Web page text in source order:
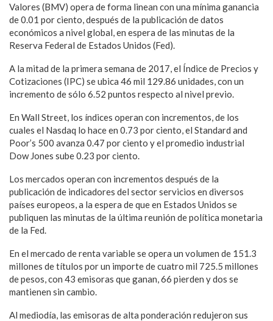
Valores (BMV) opera de forma linean con una mínima ganancia
de 0.01 por ciento, después de la publicación de datos
económicos a nivel global, en espera de las minutas de la
Reserva Federal de Estados Unidos (Fed).
A la mitad de la primera semana de 2017, el Índice de Precios y
Cotizaciones (IPC) se ubica 46 mil 129.86 unidades, con un
incremento de sólo 6.52 puntos respecto al nivel previo.
En Wall Street, los índices operan con incrementos, de los
cuales el Nasdaq lo hace en 0.73 por ciento, el Standard and
Poor’s 500 avanza 0.47 por ciento y el promedio industrial
Dow Jones sube 0.23 por ciento.
Los mercados operan con incrementos después de la
publicación de indicadores del sector servicios en diversos
países europeos, a la espera de que en Estados Unidos se
publiquen las minutas de la última reunión de política monetaria
de la Fed.
En el mercado de renta variable se opera un volumen de 151.3
millones de títulos por un importe de cuatro mil 725.5 millones
de pesos, con 43 emisoras que ganan, 66 pierden y dos se
mantienen sin cambio.
Al mediodía, las emisoras de alta ponderación redujeron sus